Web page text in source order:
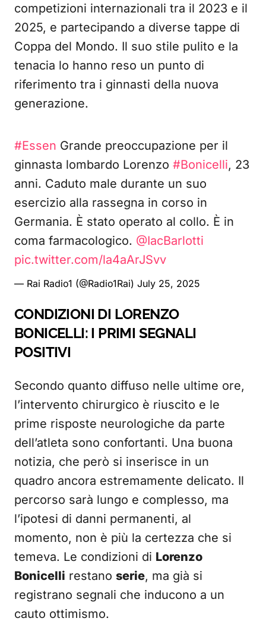
competizioni internazionali tra il 2023 e il
2025, e partecipando a diverse tappe di
Coppa del Mondo. Il suo stile pulito e la
tenacia lo hanno reso un punto di
riferimento tra i ginnasti della nuova
generazione.
#Essen Grande preoccupazione per il
ginnasta lombardo Lorenzo #Bonicelli, 23
anni. Caduto male durante un suo
esercizio alla rassegna in corso in
Germania. È stato operato al collo. È in
coma farmacologico. @IacBarlotti
pic.twitter.com/la4aArJSvv
— Rai Radio1 (@Radio1Rai) July 25, 2025
CONDIZIONI DI LORENZO
BONICELLI: I PRIMI SEGNALI
POSITIVI
Secondo quanto diffuso nelle ultime ore,
l’intervento chirurgico è riuscito e le
prime risposte neurologiche da parte
dell’atleta sono confortanti. Una buona
notizia, che però si inserisce in un
quadro ancora estremamente delicato. Il
percorso sarà lungo e complesso, ma
l’ipotesi di danni permanenti, al
momento, non è più la certezza che si
temeva. Le condizioni di Lorenzo
Bonicelli restano serie, ma già si
registrano segnali che inducono a un
cauto ottimismo.